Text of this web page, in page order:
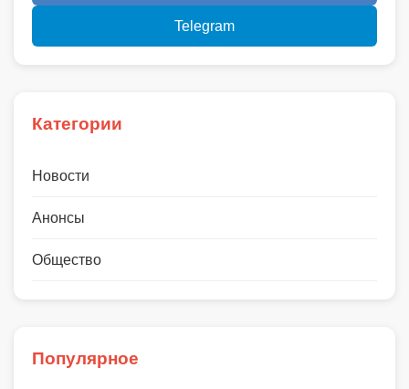
Telegram
Категории
Новости
Анонсы
Общество
Популярное